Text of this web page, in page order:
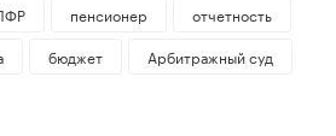
пенсионер
отчетность
бюджет
Арбитражный суд